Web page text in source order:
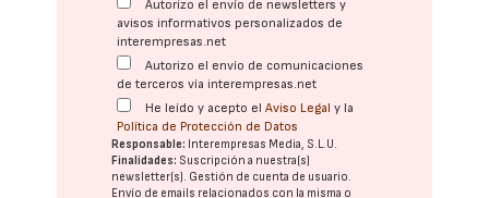
Autorizo el envío de newsletters y
avisos informativos personalizados de
interempresas.net
Autorizo el envío de comunicaciones
de terceros vía interempresas.net
He leído y acepto elAviso Legal y la
Política de Protección de Datos
Responsable: Interempresas Media, S.L.U.
Finalidades: Suscripción a nuestra(s)
newsletter(s). Gestión de cuenta de usuario.
Envío de emails relacionados con la misma o